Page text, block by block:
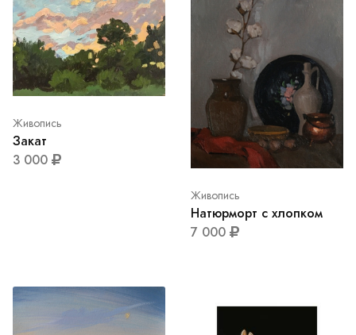
Живопись
Закат
3 000
Живопись
Натюрморт с хлопком
7 000